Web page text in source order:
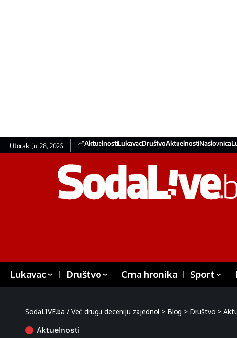
Utorak, jul 28, 2026 AktuelnostiLukavacDruštvoAktuelnostiNaslovnica
Lukavac Društvo Crna hronika Sport
SodaLIVE.ba / Već drugu deceniju zajedno! > Blog > Društvo >
Aktuelnosti